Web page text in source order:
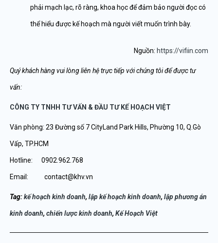
phải mạch lạc, rõ ràng, khoa học để đảm bảo người đọc có
thể hiểu được kế hoạch mà người viết muốn trình bày.
Nguồn: https://vifiin.com
Quý khách hàng vui lòng liên hệ trực tiếp với chúng tôi để được tư
vấn:
CÔNG TY TNHH TƯ VẤN & ĐẦU TƯ KẾ HOẠCH VIỆT
Văn phòng: 23 Đường số 7 CityLand Park Hills, Phường 10, Q.Gò
Vấp, TP.HCM
Hotline: 0902.962.768
Email: contact@khv.vn
Tag:kếhoạch kinh doanh, lập kếhoạch kinh doanh, lập phươngán
kinh doanh, chiến lược kinh doanh, KếHoạch Việt